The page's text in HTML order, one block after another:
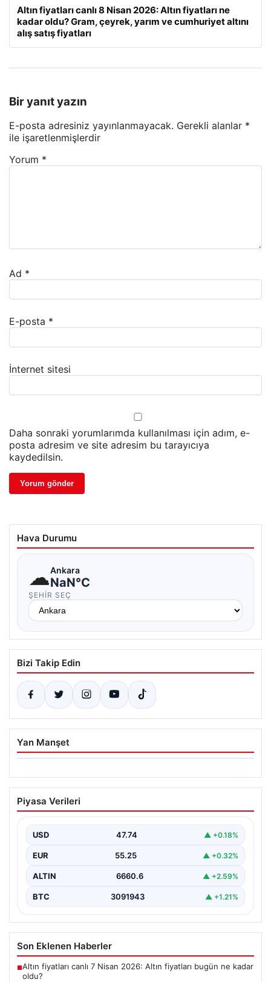
Altın fiyatları canlı 8 Nisan 2026: Altın fiyatları ne
kadar oldu? Gram, çeyrek, yarım ve cumhuriyet altını
alış satış fiyatları
Bir yanıt yazın
E-posta adresiniz yayınlanmayacak. Gerekli alanlar *
ile işaretlenmişlerdir
Yorum *
Ad *
E-posta *
İnternet sitesi
Daha sonraki yorumlarımda kullanılması için adım, e-
posta adresim ve site adresim bu tarayıcıya
kaydedilsin.
Hava Durumu
☁Ankara
NaN°C
ŞEHIR SEÇ
Bizi Takip Edin
Yan Manşet
06.08.2026
Ertuğrul Özkök ifade verdi. “Aklımın
ucundan bile geçmez”
Piyasa Verileri
USD 47.74 ▲ +0.18%
EUR 55.25 ▲ +0.32%
ALTIN 6660.6 ▲ +2.59%
BTC 3091943 ▲ +1.21%
Son Eklenen Haberler
■Altın fiyatları canlı 7 Nisan 2026: Altın fiyatları bugün ne kadar
oldu?